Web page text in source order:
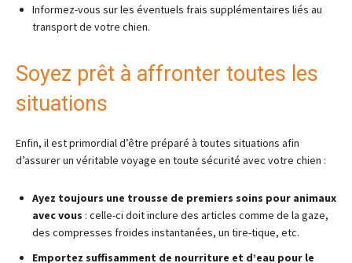
Informez-vous sur les éventuels frais supplémentaires liés au
transport de votre chien.
Soyez prêt à affronter toutes les
situations
Enfin, il est primordial d’être préparé à toutes situations afin
d’assurer un véritable voyage en toute sécurité avec votre chien :
Ayez toujours une trousse de premiers soins pour animaux
avec vous : celle-ci doit inclure des articles comme de la gaze,
des compresses froides instantanées, un tire-tique, etc.
Emportez suffisamment de nourriture et d’eau pour le